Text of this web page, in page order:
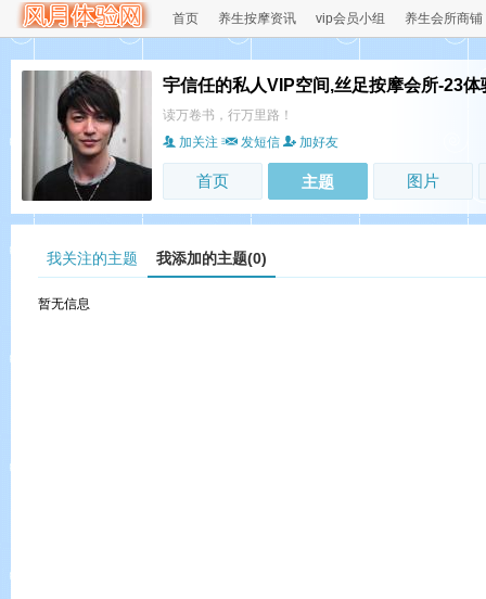
首页 养生按摩资讯 vip会员小组 养生会所商铺
宇信任的私人VIP空间,丝足按摩会所-23体
读万卷书，行万里路！
加关注
发短信 加好友
首页 主题 图片
我关注的主题 我添加的主题(0)
暂无信息